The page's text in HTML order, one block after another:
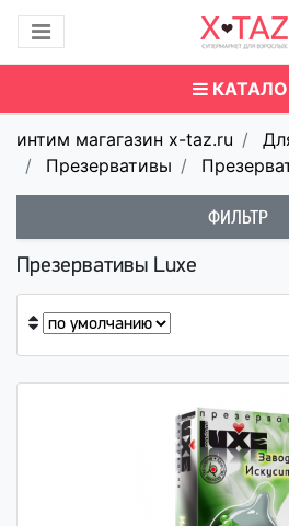
интим магагазин x-taz.ru
Презервативы
ФИЛЬТР
Презервативы Luxe